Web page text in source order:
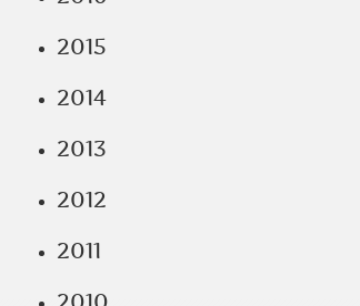
2015
2014
2013
2012
2011